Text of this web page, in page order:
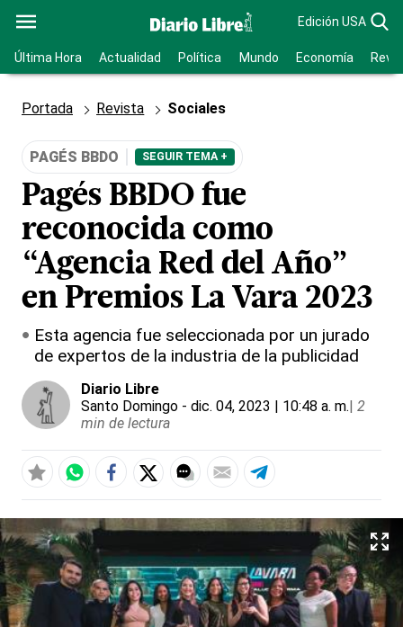
Edición USA
Última Hora Actualidad Política Mundo Economía
Portada Revista Sociales
PAGÉS BBDO SEGUIR TEMA +
Pagés BBDO fue
reconocida como
“Agencia Red del Año”
en Premios La Vara 2023
Esta agencia fue seleccionada por un jurado
de expertos de la industria de la publicidad
Diario Libre
Santo Domingo - dic. 04, 2023 | 10:48 a. m.| 2
min de lectura